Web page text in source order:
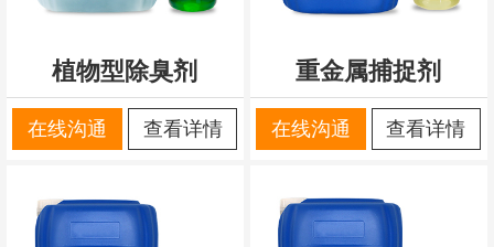
植物型除臭剂
在线沟通 查看详情
重金属捕捉剂
在线沟通 查看详情